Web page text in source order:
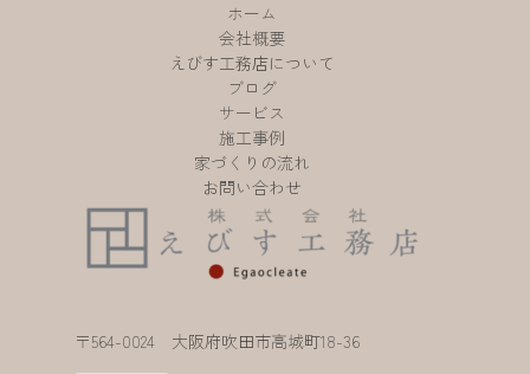
〒564-0024 大阪府吹田市高城町18-36
ホーム
会社概要
えびす工務店について
ブログ
サービス
施工事例
家づくりの流れ
お問い合わせ